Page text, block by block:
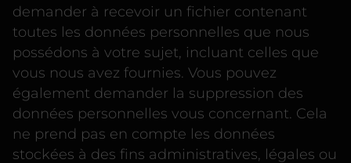
demander à recevoir un fichier contenant
toutes les données personnelles que nous
possédons à votre sujet, incluant celles que
vous nous avez fournies. Vous pouvez
également demander la suppression des
données personnelles vous concernant. Cela
ne prend pas en compte les données
stockées à des fins administratives, légales ou